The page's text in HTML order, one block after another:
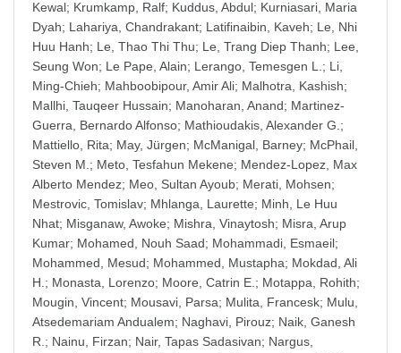
Kewal; Krumkamp, Ralf; Kuddus, Abdul; Kurniasari, Maria
Dyah; Lahariya, Chandrakant; Latifinaibin, Kaveh; Le, Nhi
Huu Hanh; Le, Thao Thi Thu; Le, Trang Diep Thanh; Lee,
Seung Won; Le Pape, Alain; Lerango, Temesgen L. ; Li,
Ming-Chieh; Mahboobipour, Amir Ali; Malhotra, Kashish;
Mallhi, Tauqeer Hussain; Manoharan, Anand; Martinez-
Guerra, Bernardo Alfonso; Mathioudakis, Alexander G. ;
Mattiello, Rita; May, Jürgen; McManigal, Barney; McPhail,
Steven M. ; Meto, Tesfahun Mekene; Mendez-Lopez, Max
Alberto Mendez; Meo, Sultan Ayoub; Merati, Mohsen;
Mestrovic, Tomislav; Mhlanga, Laurette; Minh, Le Huu
Nhat; Misganaw, Awoke; Mishra, Vinaytosh; Misra, Arup
Kumar; Mohamed, Nouh Saad; Mohammadi, Esmaeil;
Mohammed, Mesud; Mohammed, Mustapha; Mokdad, Ali
H. ; Monasta, Lorenzo; Moore, Catrin E. ; Motappa, Rohith;
Mougin, Vincent; Mousavi, Parsa; Mulita, Francesk; Mulu,
Atsedemariam Andualem; Naghavi, Pirouz; Naik, Ganesh
R. ; Nainu, Firzan; Nair, Tapas Sadasivan; Nargus,